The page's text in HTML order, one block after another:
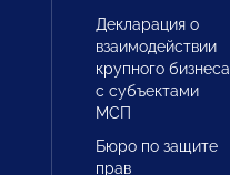
Декларация о
взаимодействии
крупного бизнеса
с субъектами
МСП
Бюро по защите
прав